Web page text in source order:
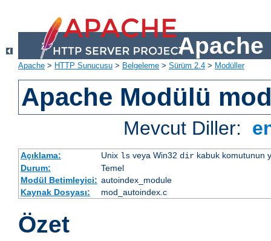
Apache
Apache > HTTP Sunucusu > Belgeleme > Sürüm 2.4 > Modüller
Apache Modülü
Mevcut Diller:
Açıklama: Unix lsveya Win32 dirkabuk komutunun
Durum:
Temel
Modül Betimleyici: autoindex_module
Kaynak Dosyası:
mod_autoindex.c
Özet